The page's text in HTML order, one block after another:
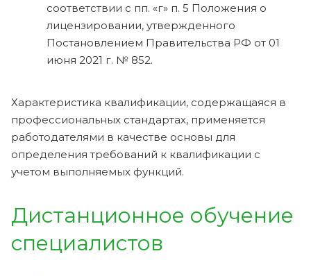
соответствии с пп. «г» п. 5 Положения о
лицензировании, утвержденного
Постановлением Правительства РФ от 01
июня 2021 г. № 852.
Характеристика квалификации, содержащаяся в
профессиональных стандартах, применяется
работодателями в качестве основы для
определения требований к квалификации с
учетом выполняемых функций.
Дистанционное обучение
специалистов